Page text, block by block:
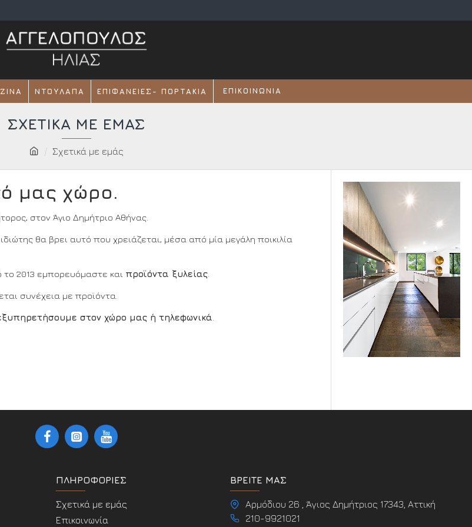
ΝΤΟΥΛΆΠΑ ΕΠΙΦΆΝΕΙΕΣ- ΠΟΡΤΆΚΙΑ ΕΠΙΚΟΙΝΩΝΊΑ
Σχετικά με εμάς
ΣΧΕΤΙΚΆ ΜΕ ΕΜΆΣ
μας χώρο.
στον Άγιο Δημήτριο Αθήνας.
θα βρει αυτό που χρειάζεται, μέσα από μία μεγάλη ποικιλία
2013 εμπορευόμαστε και προϊόντα ξυλείας
συνέχεια με προϊόντα.
στον χώρο μας ή τηλεφωνικά
ΠΛΗΡΟΦΟΡΊΕΣ
Σχετικά με εμάς
Επικοινωνία
ΒΡΕΊΤΕ ΜΑΣ
Αρμόδιου 26 , Άγιος Δημήτριος 17343, Αττική
210-9921021